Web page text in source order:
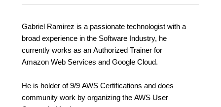
Gabriel Ramirez is a passionate technologist with a
broad experience in the Software Industry, he
currently works as an Authorized Trainer for
Amazon Web Services and Google Cloud.
He is holder of 9/9 AWS Certifications and does
community work by organizing the AWS User